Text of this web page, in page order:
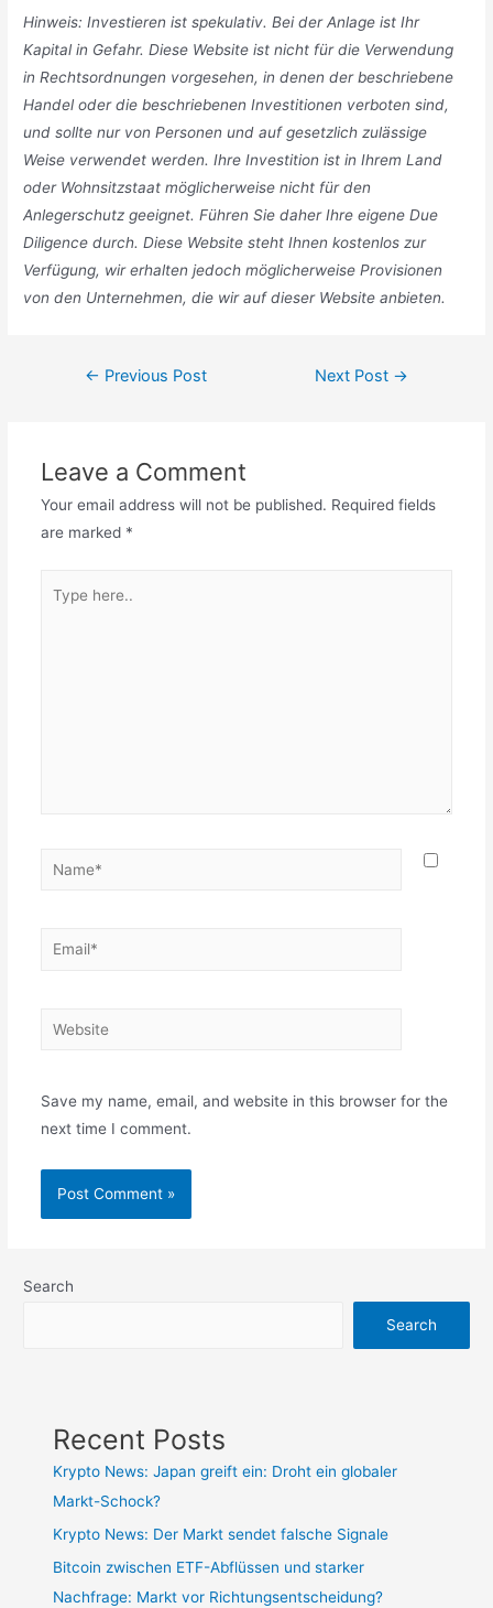
Hinweis: Investieren ist spekulativ. Bei der Anlage ist Ihr
Kapital in Gefahr. Diese Website ist nicht für die Verwendung
in Rechtsordnungen vorgesehen, in denen der beschriebene
Handel oder die beschriebenen Investitionen verboten sind,
und sollte nur von Personen und auf gesetzlich zulässige
Weise verwendet werden. Ihre Investition ist in Ihrem Land
oder Wohnsitzstaat möglicherweise nicht für den
Anlegerschutz geeignet. Führen Sie daher Ihre eigene Due
Diligence durch. Diese Website steht Ihnen kostenlos zur
Verfügung, wir erhalten jedoch möglicherweise Provisionen
von den Unternehmen, die wir auf dieser Website anbieten.
Post← Previous Post Next Post →
Leave a Comment
Your email address will not be published. Required fields
are marked *
here..
Name*
Email*
Website
Save my name, email, and website in this browser for the
next time I comment.
Search
Search
Recent Posts
Krypto News: Japan greift ein: Droht ein globaler
Markt-Schock?
Krypto News: Der Markt sendet falsche Signale
Bitcoin zwischen ETF-Abflüssen und starker
Nachfrage: Markt vor Richtungsentscheidung?